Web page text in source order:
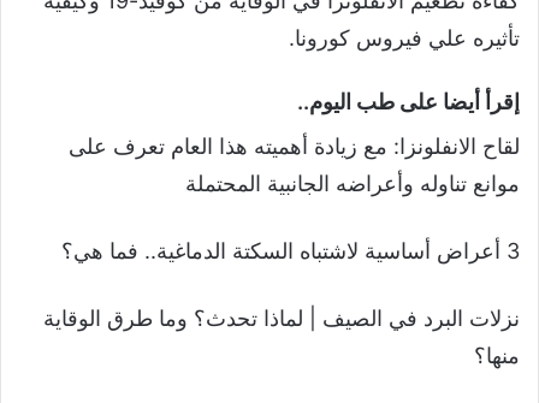
تأثيره علي فيروس كورونا.
إقرأ أيضا على طب اليوم..
لقاح الانفلونزا: مع زيادة أهميته هذا العام تعرف على
موانع تناوله وأعراضه الجانبية المحتملة
3 أعراض أساسية لاشتباه السكتة الدماغية.. فما هي؟
نزلات البرد في الصيف | لماذا تحدث؟ وما طرق الوقاية
منها؟